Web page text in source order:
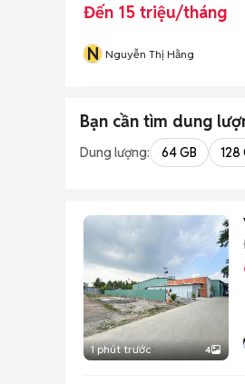
Đến 15 triệu/tháng
N Nguyễn Thị Hằng
Bạn cần tìm dung
Dung lượng: 64 GB 128
1 phút trước 4